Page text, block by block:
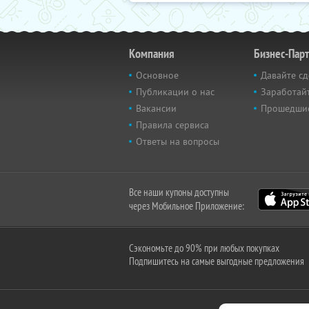
Компания
Основное
Публикации о нас
Вакансии
Правила сервиса
Ответы на вопросы
Бизнес-
Давайте
Все наши купоны доступны
через Мобильное Приложение:
Сэкономьте до 90% при любых покупках
Подпишитесь на самые выгодные предложения